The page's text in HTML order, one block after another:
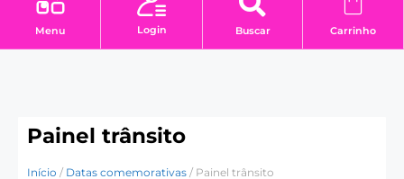
Menu Login Buscar Carrinho
Painel trânsito
Início / Datas comemorativas / Painel trânsito